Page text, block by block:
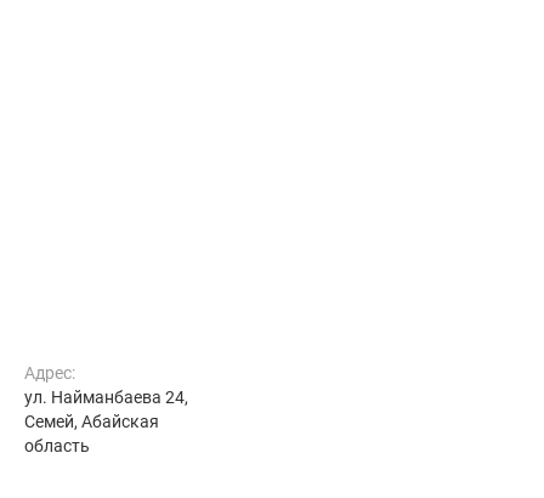
Адрес:
ул. Найманбаева 24,
Семей, Абайская
область